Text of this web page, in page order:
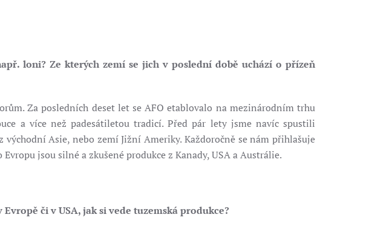
loni? Ze kterých zemí se jich v poslední době uchází o přízeň
Za posledních deset let se AFO etablovalo na mezinárodním trhu
a více než padesátiletou tradicí. Před pár lety jsme navíc spustili
Asie, nebo zemí Jižní Ameriky. Každoročně se nám přihlašuje
jsou silné a zkušené produkce z Kanady, USA a Austrálie.
či v USA, jak si vede tuzemská produkce?